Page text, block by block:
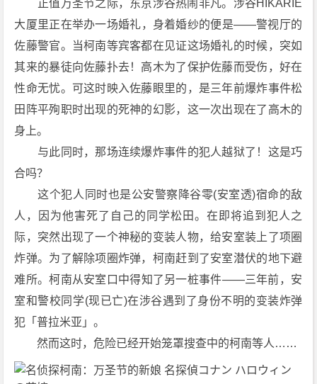
ハ
ロ
ウ
ィ
の
花
[2
2]
[动
作]
[动
画]
疑]
本]
正值万圣节之际，东京涉谷热闹非凡。涉谷HIKARIE
大厦里正在举办一场婚礼，身着婚纱的便是——警视厅的
佐藤警官。当柯南等宾客都在见证这场婚礼的时候，突如
其来的暴徒向佐藤扑去！高木为了保护佐藤而受伤，好在
性命无忧。可这时映入佐藤眼里的，是三年前爆炸事件松
田阵平殉职时出现的死神的幻影，这一次出现在了高木的
身上。
与此同时，那场连续爆炸事件的犯人越狱了！这是巧
合吗？
这个犯人同时也是公安警察降谷零(安室透)宿命的敌
人，因为他害死了自己的同学松田。在即将追到犯人之
际，突然出现了一个神秘的变装人物，给安室装上了项圈
炸弹。为了解除项圈炸弹，柯南赶到了安室潜伏的地下避
难所。柯南从安室口中得知了另一桩事件——三年前，安
室和警校同学(现已亡)在涉谷遇到了身份不明的变装炸弹
犯「普拉米亚」。
然而这时，危险已经开始笼罩搜查中的柯南等人……